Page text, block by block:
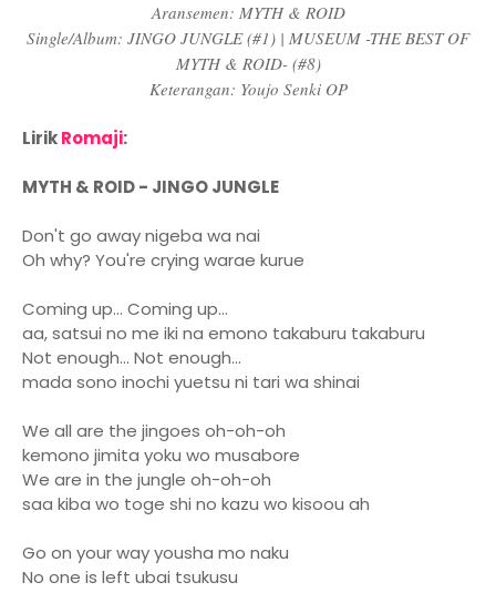
Aransemen: MYTH & ROID
Single/Album: JINGO JUNGLE (#1) | MUSEUM -THE BEST OF
MYTH & ROID- (#8)
Keterangan: Youjo Senki OP
LirikRomaji:
MYTH & ROID - JINGO JUNGLE
Don't go away nigeba wa nai
Oh why? You're crying warae kurue
Coming up... Coming up...
aa, satsui no me iki na emono takaburu takaburu
Not enough... Not enough...
mada sono inochi yuetsu ni tari wa shinai
We all are the jingoes oh-oh-oh
kemono jimita yoku wo musabore
We are in the jungle oh-oh-oh
saa kiba wo toge shi no kazu wo kisoou ah
Go on your way yousha mo naku
No one is left ubai tsukusu